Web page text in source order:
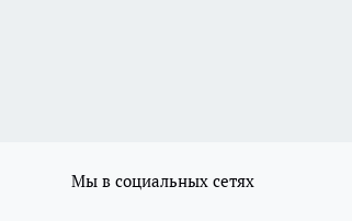
Мы в социальных сетях